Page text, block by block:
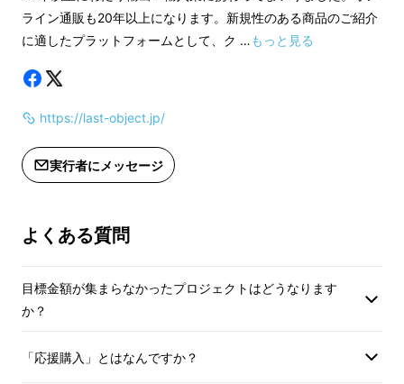
だって、捨て続けますか？
毎日のコットン。
LastRound（ラストラウンド）なら、1ケース
ライン通販も20年以上になります。新規性のある商品のご紹介
に適したプラットフォームとして、ク …もっと見る
https://last-object.jp/
実行者にメッセージ
よくある質問
目標金額が集まらなかったプロジェクトはどうなります
か？
「応援購入」とはなんですか？